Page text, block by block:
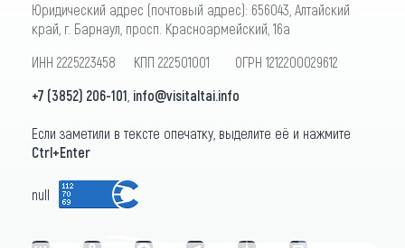
Юридический адрес (почтовый адрес): 656043, Алтайский
край, г. Барнаул, просп. Красноармейский, 16а
ИНН 2225223458 КПП 222501001 ОГРН 1212200029612
+7 (3852) 206-101 info@visitaltai.info
Если заметили в тексте опечатку, выделите её и нажмите
Ctrl+Enter
null